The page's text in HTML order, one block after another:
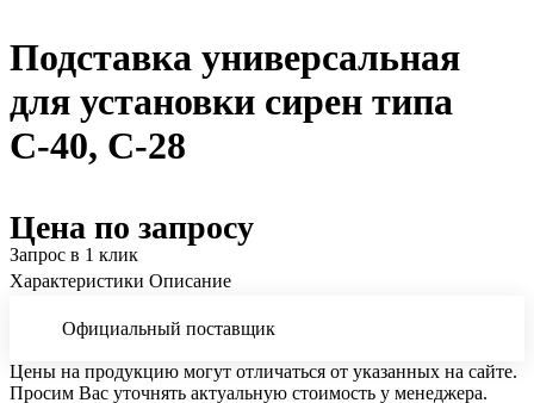
Подставка универсальная
для установки сирен типа
С-40, С-28
Цена по запросу
Запрос в 1 клик
Характеристики Описание
Официальный поставщик
Цены на продукцию могут отличаться от указанных на сайте.
Просим Вас уточнять актуальную стоимость у менеджера.